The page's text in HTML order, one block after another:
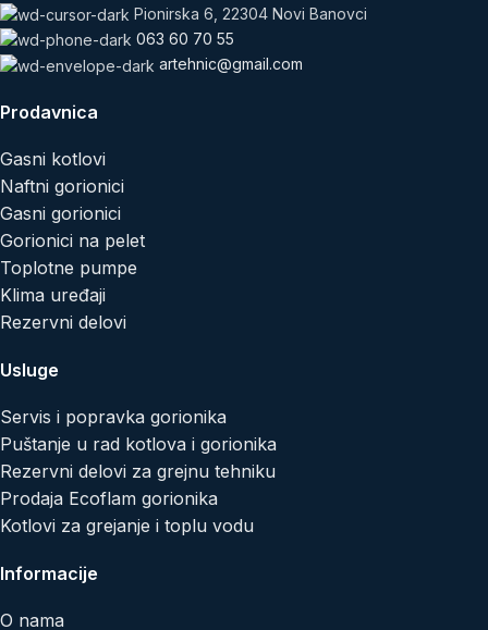
Pionirska 6, 22304 Novi Banovci
063 60 70 55
artehnic@gmail.com
Prodavnica
Gasni kotlovi
Naftni gorionici
Gasni gorionici
Gorionici na pelet
Toplotne pumpe
Klima uređaji
Rezervni delovi
Usluge
Servis i popravka gorionika
Puštanje u rad kotlova i gorionika
Rezervni delovi za grejnu tehniku
Prodaja Ecoflam gorionika
Kotlovi za grejanje i toplu vodu
Informacije
O nama